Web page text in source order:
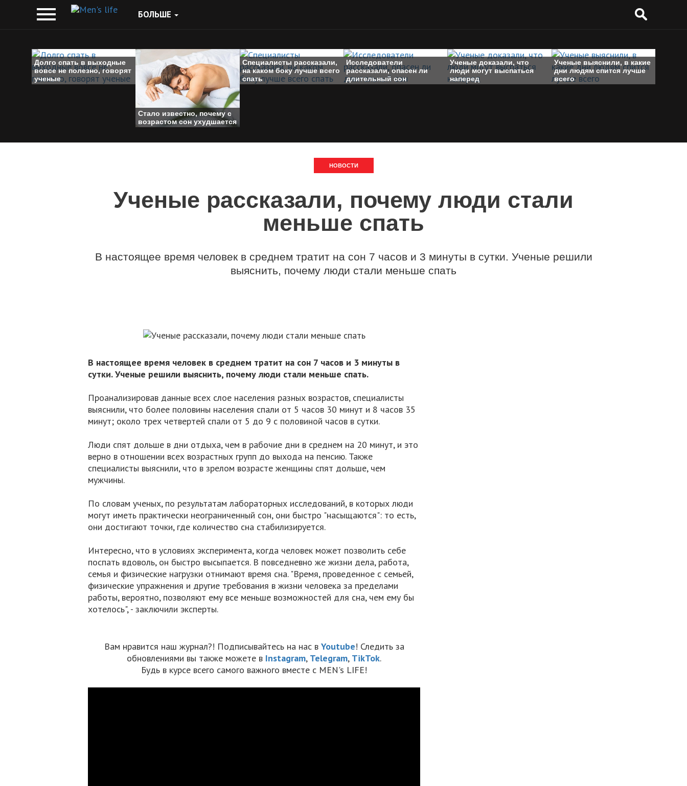
БОЛЬШЕ
Долго спать в выходные
вовсе не полезно, говорят
ученые
Стало известно, почему с
возрастом сон ухудшается
Специалисты рассказали,
на каком боку лучше всего
спать
Исследователи
рассказали, опасен ли
длительный сон
Ученые доказали, что
люди могут выспаться
наперед
Ученые выяснили, в какие
дни людям спится лучше
всего
НОВОСТИ
Ученые рассказали, почему люди стали
меньше спать
В настоящее время человек в среднем тратит на сон 7 часов и 3 минуты в сутки. Ученые решили
выяснить, почему люди стали меньше спать
В настоящее время человек в среднем тратит на сон 7 часов и 3 минуты в
сутки. Ученые решили выяснить, почему люди стали меньше спать.
Проанализировав данные всех слое населения разных возрастов, специалисты
выяснили, что более половины населения спали от 5 часов 30 минут и 8 часов 35
минут; около трех четвертей спали от 5 до 9 с половиной часов в сутки.
Люди спят дольше в дни отдыха, чем в рабочие дни в среднем на 20 минут, и это
верно в отношении всех возрастных групп до выхода на пенсию. Также
специалисты выяснили, что в зрелом возрасте женщины спят дольше, чем
мужчины.
По словам ученых, по результатам лабораторных исследований, в которых люди
могут иметь практически неограниченный сон, они быстро "насыщаются": то есть,
они достигают точки, где количество сна стабилизируется.
Интересно, что в условиях эксперимента, когда человек может позволить себе
поспать вдоволь, он быстро высыпается. В повседневно же жизни дела, работа,
семья и физические нагрузки отнимают время сна. "Время, проведенное с семьей,
физические упражнения и другие требования в жизни человека за пределами
работы, вероятно, позволяют ему все меньше возможностей для сна, чем ему бы
хотелось", - заключили эксперты.
Вам нравится наш журнал?! Подписывайтесь на нас в Youtube! Следить за
обновлениями вы также можете в Instagram, Telegram, TikTok.
Будь в курсе всего самого важного вместе с MEN's LIFE!